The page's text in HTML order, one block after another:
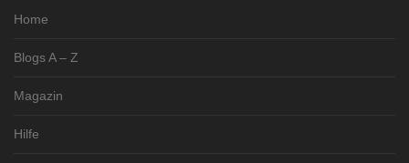
Home
Blogs A – Z
Magazin
Hilfe